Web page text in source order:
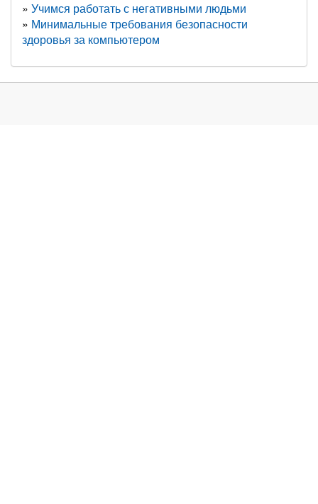
Учимся работать с негативными людьми
Минимальные требования безопасности
здоровья за компьютером